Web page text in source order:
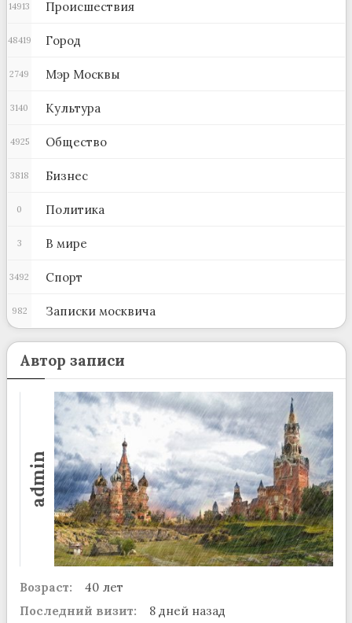
Происшествия
14913
Город
48419
Мэр Москвы
2749
Культура
3140
Общество
4925
Бизнес
3818
Политика
0
В мире
3
Спорт
3492
Записки москвича
982
Автор записи
admin
Возраст:
40 лет
Последний визит:
8 дней назад